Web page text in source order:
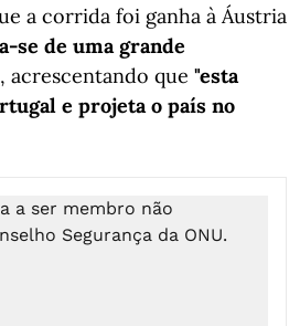
a corrida foi ganha à Áustria
se de uma grande
acrescentando que "esta
e projeta o país no